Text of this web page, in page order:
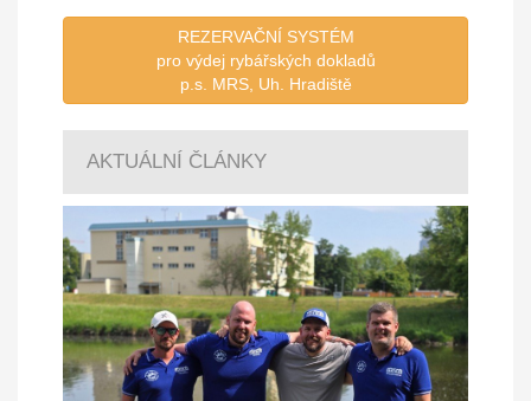
REZERVAČNÍ SYSTÉM
pro výdej rybářských dokladů
p.s. MRS, Uh. Hradiště
AKTUÁLNÍ ČLÁNKY